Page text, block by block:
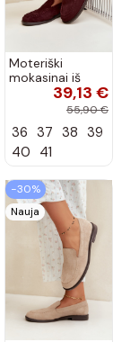
Moteriški
mokasinai iš
dirbtinės
zomšos, bordo
39,13 €
55,90 €
36 37 38 39
40 41
−30%
Nauja